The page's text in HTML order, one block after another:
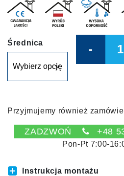
Średnica
Przyjmujemy również
ZADZWOŃ +48
Pon-Pt 7:00-
Instrukcja montażu